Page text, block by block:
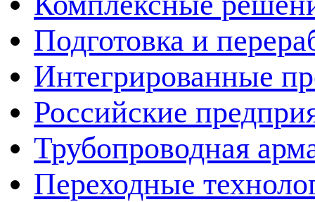
Подготовка и
Интегрированные
Российские
Трубопроводная
Переходные